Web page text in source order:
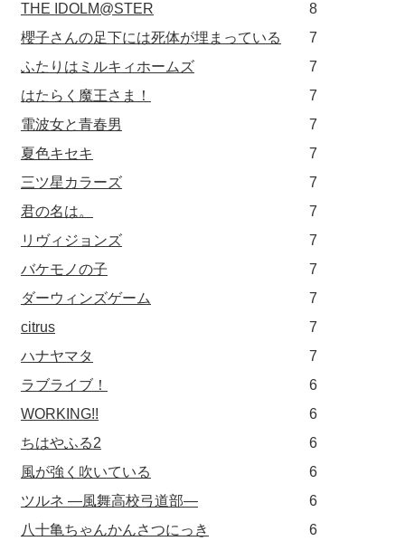
THE IDOLM@STER
8
櫻子さんの足下には死体が埋まっている
7
ふたりはミルキィホームズ
7
はたらく魔王さま！
7
電波女と青春男
7
夏色キセキ
7
三ツ星カラーズ
7
君の名は。
7
リヴィジョンズ
7
バケモノの子
7
ダーウィンズゲーム
7
citrus
7
ハナヤマタ
7
ラブライブ！
6
WORKING!!
6
ちはやふる2
6
風が強く吹いている
6
ツルネ ―風舞高校弓道部―
6
八十亀ちゃんかんさつにっき
6